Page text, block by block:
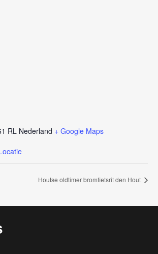
RL Nederland + Google Maps
Houtse oldtimer bromfietsrit den Hout